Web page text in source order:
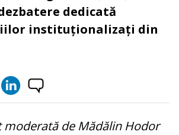
dedicată
instituționalizați din
moderată de Mădălin Hodor